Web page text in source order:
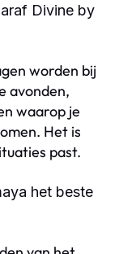
Divine by
worden bij
avonden,
waarop je
Het is
past.
het beste